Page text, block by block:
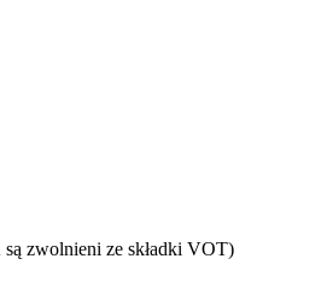
zwolnieni ze składki VOT)